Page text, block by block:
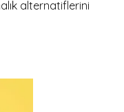
alternatiflerini